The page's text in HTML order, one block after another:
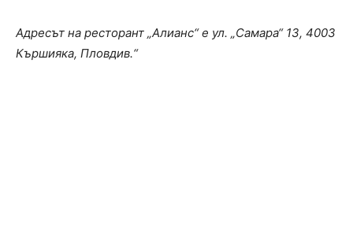
Адресът на ресторант „Алианс“ е ул. „Самара“ 13, 4003
Кършияка, Пловдив.“